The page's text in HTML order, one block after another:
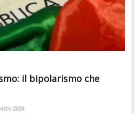
il bipolarismo che
2024